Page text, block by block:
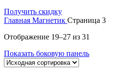
Получить скидку
Главная Магнетик Страница 3
Отображение 19–27 из 31
Показать боковую панель